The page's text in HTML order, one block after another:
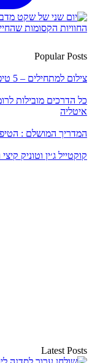
Popular Posts
צילום למתחילים – 5 טיפים שישדרגו את התמונות שלך
כל הדרכים מובילות
איטליה
המדריך המושלם :
קוקטייל ג׳ין וטוניק
Latest Posts